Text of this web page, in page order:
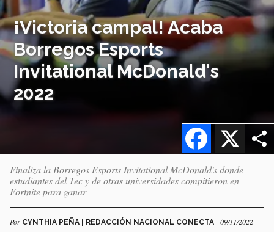
¡Victoria campal! Acaba
Borregos Esports
Invitational McDonald's
2022
X
Facebook
Finaliza la Borregos Esports Invitational McDonald's donde
estudiantes del Tec y de otras universidades compitieron en
Fortnite para ganar
Por CYNTHIA PEÑA | REDACCIÓN NACIONAL CONECTA - 09/11/2022